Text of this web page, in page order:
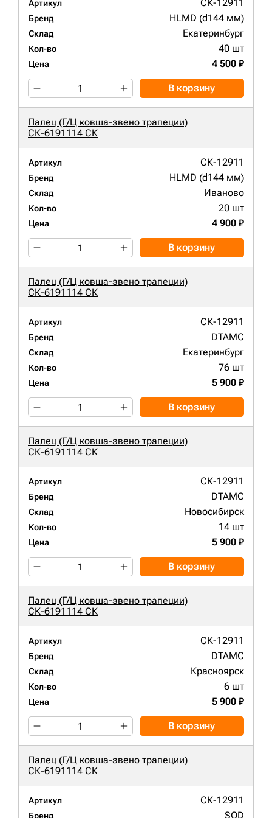
Артикул СК-12911
Бренд HLMD (d144 мм)
Склад Екатеринбург
Кол-во 40 шт
Цена 4 500 ₽
В корзину
Палец (Г/Ц ковша-звено трапеции)
СК-6191114 СК
Артикул СК-12911
Бренд HLMD (d144 мм)
Склад Иваново
Кол-во 20 шт
Цена 4 900 ₽
В корзину
Палец (Г/Ц ковша-звено трапеции)
СК-6191114 СК
Артикул СК-12911
Бренд DTAMC
Склад Екатеринбург
Кол-во 76 шт
Цена 5 900 ₽
В корзину
Палец (Г/Ц ковша-звено трапеции)
СК-6191114 СК
Артикул СК-12911
Бренд DTAMC
Склад Новосибирск
Кол-во 14 шт
Цена 5 900 ₽
В корзину
Палец (Г/Ц ковша-звено трапеции)
СК-6191114 СК
Артикул СК-12911
Бренд DTAMC
Склад Красноярск
Кол-во 6 шт
Цена 5 900 ₽
В корзину
Палец (Г/Ц ковша-звено трапеции)
СК-6191114 СК
Артикул СК-12911
Бренд SOD